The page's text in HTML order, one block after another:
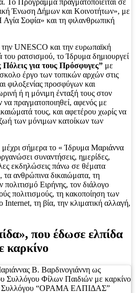
Το Πρόγραμμα πραγματοποιείται σε
Ένωση Δήμων και Κοινοτήτων», με
Σοφία» και τη φιλανθρωπική
UNESCO και την ευρωπαϊκή
ρατσισμού, το Ίδρυμα δημιουργεί
Πόλεις για τους Πρόσφυγες” με
έργο των τοπικών αρχών στις
φιλοξενίας προσφύγων και
ή η μόνιμη ένταξή τους στον
πραγματοποιηθεί, αφενός με
τους, και αφετέρου χωρίς να
των μόνιμων κατοίκων των
μέχρι σήμερα το « Ίδρυμα Μαριάννα
συναντήσεις, ημερίδες,
εκδηλώσεις πάνω σε θέματα
τα ανθρώπινα δικαιώματα, τη
πολιτισμό Ειρήνης, τον διάλογο
πολιτισμούς, τη κακοποίηση των
Internet, τη βία, την κλιματική αλλαγή,
που έδωσε ελπίδα
καρκίνο
Β. Βαρδινογιάννη ως
Συλλόγου Φίλων Παιδιών με καρκίνο
Συλλόγου “ΟΡΑΜΑ ΕΛΠΙΔΑΣ”